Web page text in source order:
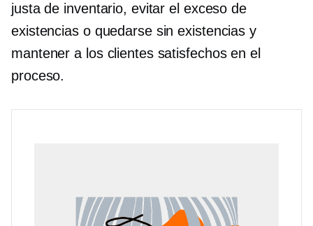
justa de inventario, evitar el exceso de
existencias o quedarse sin existencias y
mantener a los clientes satisfechos en el
proceso.